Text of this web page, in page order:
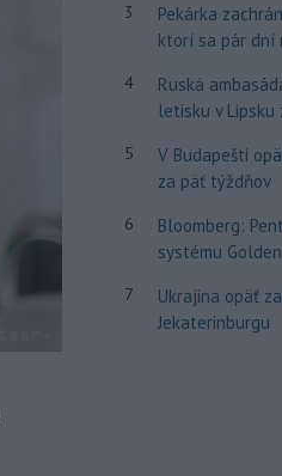
3
Pekárka
ktorí sa pár dní
4
Ruská
letisku v Lipsku
5
V Budapešti
za päť týždňov
6
Bloomberg:
systému
7
Ukrajina opäť
Jekaterinburgu